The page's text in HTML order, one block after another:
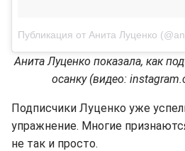
Публикация от Анита Луценко
Анита Луценко показала, как
осанку (видео:
Подписчики Луценко уже
упражнение. Многие
не так и просто.